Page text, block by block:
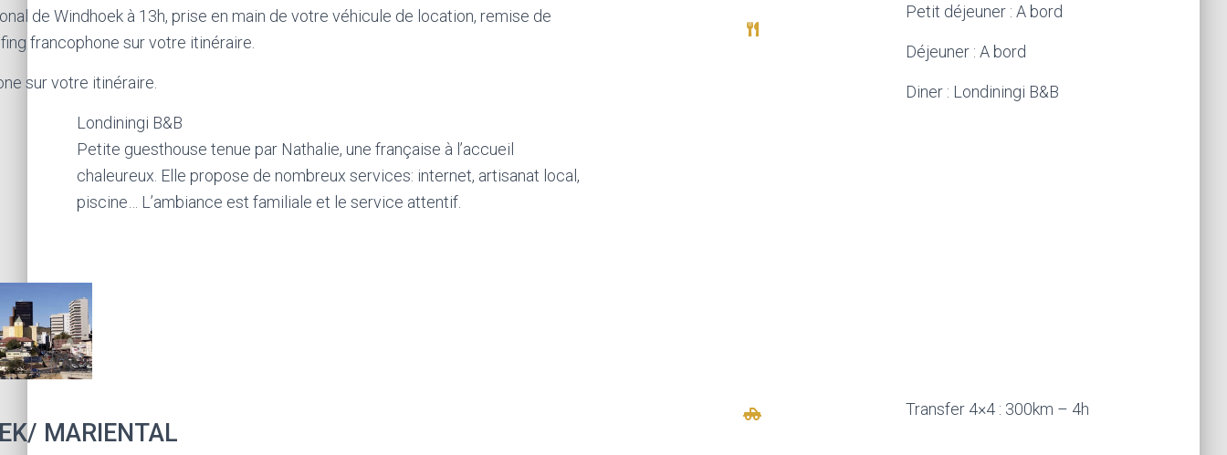
de Windhoek à 13h, prise en main de votre véhicule de location, remise de
francophone sur votre itinéraire.
sur votre itinéraire.
Londiningi B&B
Petite guesthouse tenue par Nathalie, une française à l’accueil
chaleureux. Elle propose de nombreux services: internet, artisanat local,
piscine… L’ambiance est familiale et le service attentif.
Petit déjeuner : A bord
Déjeuner : A bord
Diner : Londiningi B&B
MARIENTAL
Transfer 4×4 : 300km – 4h